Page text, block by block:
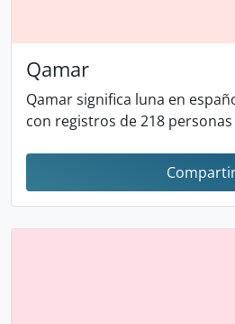
Qamar
Qamar significa luna en
con registros de 218